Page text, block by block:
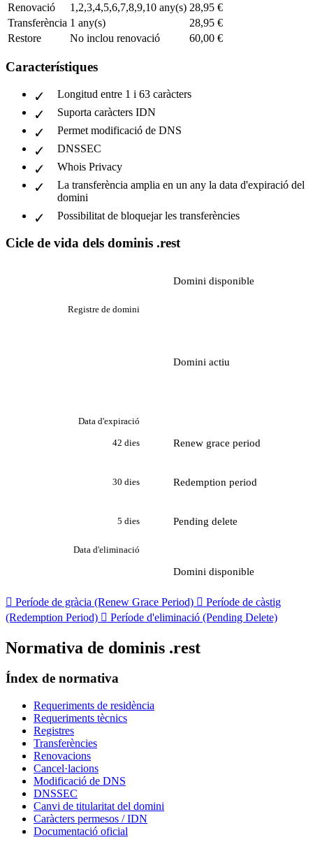
Renovació 1,2,3,4,5,6,7,8,9,10 any(s) 28,95 €
Transferència 1 any(s)
28,95 €
Restore
No inclou renovació 60,00 €
Característiques
Longitud entre 1 i 63 caràcters
Suporta caràcters IDN
Permet modificació de DNS
DNSSEC
Whois Privacy
La transferència amplia en un any la data d'expiració del
domini
Possibilitat de bloquejar les transferències
Cicle de vida dels dominis .rest
Domini disponible
Registre de domini
Domini actiu
Data d'expiració
42 dies Renew grace period
30 dies Redemption period
5 dies Pending delete
Data d'eliminació
Domini disponible
 Període de gràcia (Renew Grace Period)  Període de càstig
(Redemption Period)  Període d'eliminació (Pending Delete)
Normativa de dominis .rest
Índex de normativa
Requeriments de residència
Requeriments tècnics
Registres
Transferències
Renovacions
Cancel·lacions
Modificació de DNS
DNSSEC
Canvi de titularitat del domini
Caràcters permesos / IDN
Documentació oficial